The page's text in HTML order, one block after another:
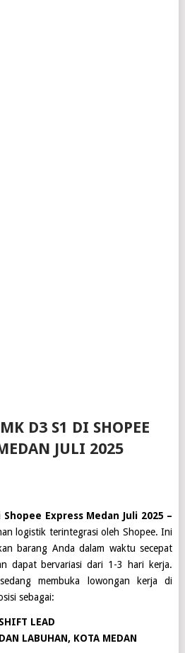
D3 S1 DI SHOPEE
JULI 2025
Shopee Express Medan Juli 2025 –
logistik terintegrasi oleh Shopee. Ini
barang Anda dalam waktu secepat
dapat bervariasi dari 1-3 hari kerja.
membuka lowongan kerja di
sebagai:
SHIFT LEAD
LABUHAN, KOTA MEDAN